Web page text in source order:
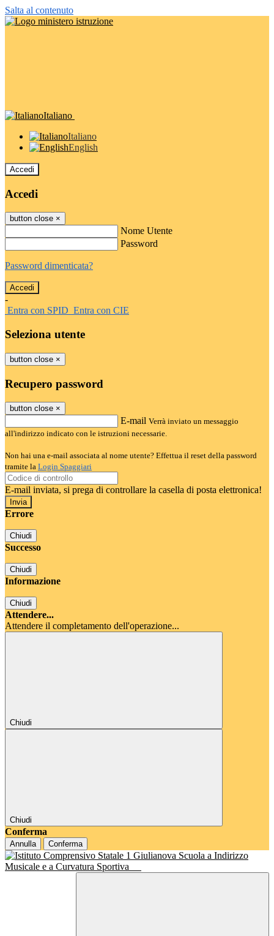
Salta al contenuto
Italiano
Italiano
English
Accedi
Accedi
button close ×
Nome Utente
Password
Password dimenticata?
-
Entra con SPID Entra con CIE
Seleziona utente
button close ×
Recupero password
button close ×
E-mail Verrà inviato un messaggio
all'indirizzo indicato con le istruzioni necessarie.
Non hai una e-mail associata al nome utente? Effettua il reset della password
tramite la Login Spaggiari
E-mail inviata, si prega di controllare la casella di posta elettronica!
Errore
Chiudi
Successo
Chiudi
Informazione
Chiudi
Attendere...
Attendere il completamento dell'operazione...
Chiudi
Chiudi
Conferma
Annulla Conferma
Scuola a Indirizzo
Musicale e a Curvatura Sportiva